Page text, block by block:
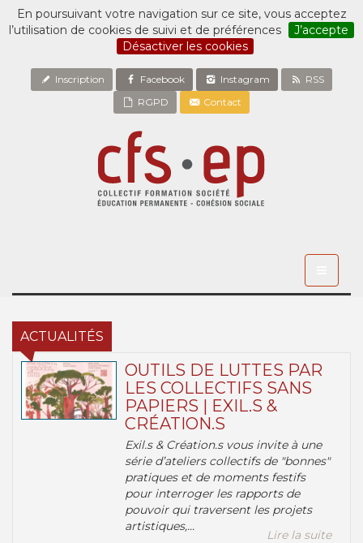
En poursuivant votre navigation sur ce site, vous acceptez
l’utilisation de cookies de suivi et de préférences
J’accepte
Désactiver les cookies
Inscription Facebook Instagram
RSS
RGPD
Contact
ACTUALITÉS
OUTILS DE LUTTES PAR
LES COLLECTIFS SANS
PAPIERS | EXIL.S &
CRÉATION.S
Exil.s & Création.s vous invite à une
série d’ateliers collectifs de "bonnes"
pratiques et de moments festifs
pour interroger les rapports de
pouvoir qui traversent les projets
artistiques,...
Lire la suite